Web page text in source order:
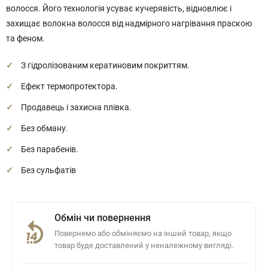
волосся. Його технологія усуває кучерявість, відновлює і
захищає волокна волосся від надмірного нагрівання праскою
та феном.
З гідролізованим кератиновим покриттям.
Ефект термопротектора.
Продавець і захисна плівка.
Без обману.
Без парабенів.
Без сульфатів
Обмін чи повернення
Повернемо або обміняємо на інший товар, якщо
товар буде доставлений у неналежному вигляді.